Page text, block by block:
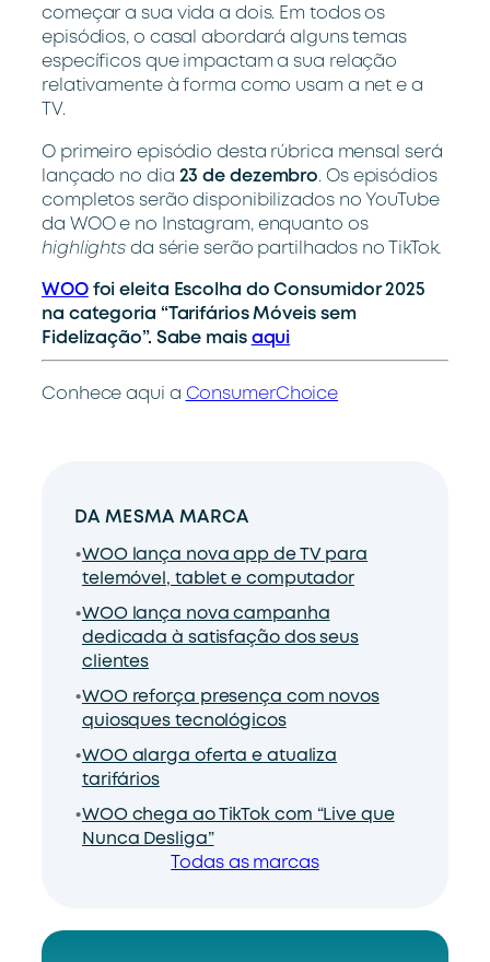
começar a sua vida a dois. Em todos os
episódios, o casal abordará alguns temas
específicos que impactam a sua relação
relativamente à forma como usam a net e a
TV.
O primeiro episódio desta rúbrica mensal será
lançado no dia 23 de dezembro. Os episódios
completos serão disponibilizados no YouTube
da WOO e no Instagram, enquanto os
highlights da série serão partilhados no TikTok
WOOfoi eleita Escolha do Consumidor 2025
na categoria “Tarifários Móveis sem
Fidelização”. Sabe mais aqui
Conhece aqui a ConsumerChoice
DA MESMA MARCA
WOO lança nova app de TV para
telemóvel, tablet e computador
WOO lança nova campanha
dedicada à satisfação dos seus
clientes
WOO reforça presença com novos
quiosques tecnológicos
WOO alarga oferta e atualiza
tarifários
WOO chega ao TikTok com “Live que
Nunca Desliga”
Todas as marcas